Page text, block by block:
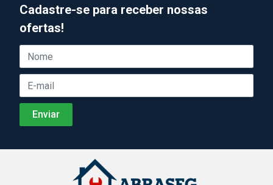
Cadastre-se para receber nossas
ofertas!